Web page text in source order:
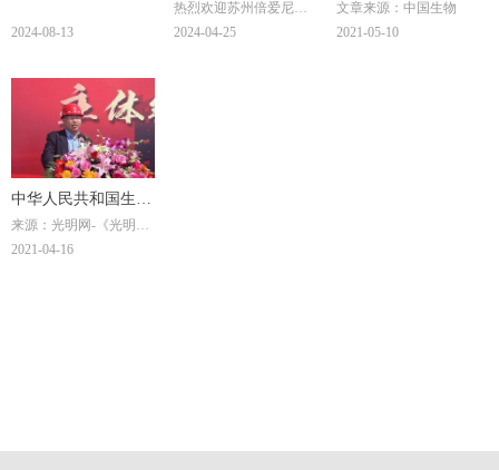
2024-08-13
会生物安全专业委员
热烈欢迎苏州倍爱尼科
技有限公司总经理刘杉
2024-04-25
间封顶
文章来源：中国生物
2021-05-10
中华人民共和国生物
安全法
来源：光明网-《光明日
报》
2021-04-16